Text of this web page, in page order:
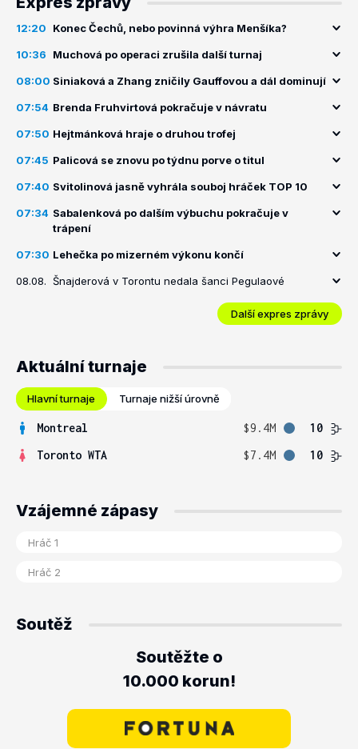
12:20 Konec Čechů, nebo povinná výhra Menšíka?
10:36 Muchová po operaci zrušila další turnaj
08:00 Siniaková a Zhang zničily Gauffovou a dál dominují
07:54 Brenda Fruhvirtová pokračuje v návratu
07:50 Hejtmánková hraje o druhou trofej
07:45 Palicová se znovu po týdnu porve o titul
07:40 Svitolinová jasně vyhrála souboj hráček TOP 10
07:34 Sabalenková po dalším výbuchu pokračuje v
trápení
07:30 Lehečka po mizerném výkonu končí
08.08. Šnajderová v Torontu nedala šanci Pegulaové
Další expres zprávy
Aktuální turnaje
Hlavní turnaje Turnaje nižší úrovně
Montreal $9.4M
10
Toronto WTA
$7.4M 10
Vzájemné zápasy
Soutěž
Soutěžte o
10.000 korun!